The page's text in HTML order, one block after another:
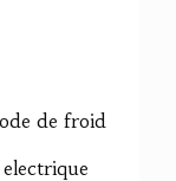
de froid